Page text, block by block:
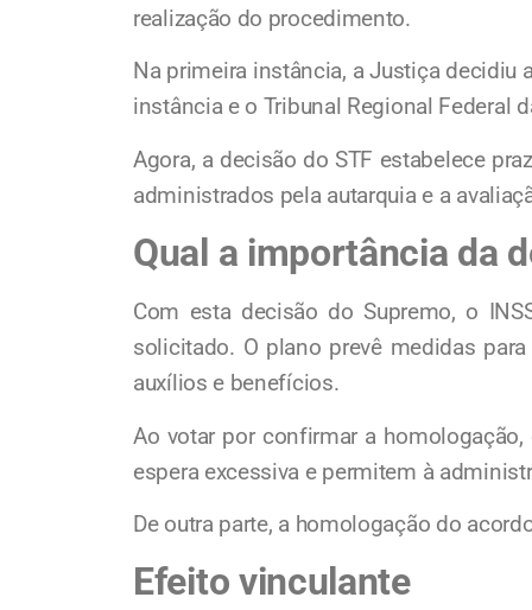
realização do procedimento.
Na primeira instância, a Justiça decidiu
instância e o Tribunal Regional Federal
Agora, a decisão do STF estabelece
administrados pela autarquia e a
Qual a importância da
Com esta decisão do Supremo, o
solicitado. O plano prevê medidas
auxílios e benefícios.
Ao votar por confirmar a
espera excessiva e permitem à
De outra parte, a homologação do
Efeito vinculante